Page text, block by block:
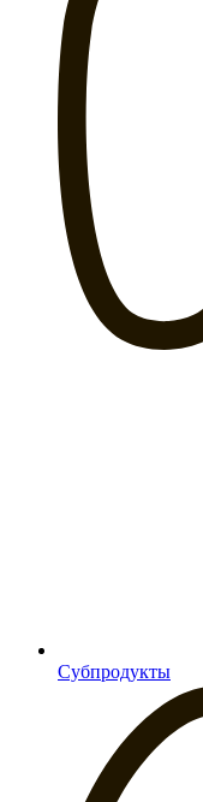
Субпродукты